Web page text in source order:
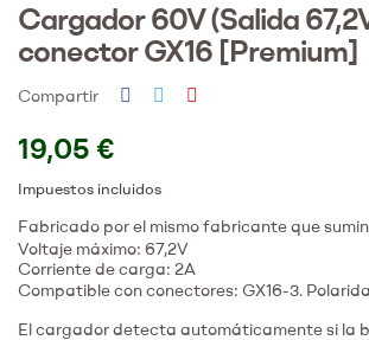
Cargador 60V (Salida
conector GX16 [Premium]
Compartir
19,05 €
Impuestos incluidos
Fabricado por el mismo fabricante que
Voltaje máximo: 67,2V
Corriente de carga: 2A
Compatible con conectores: GX16-3.
El cargador detecta automáticamente si la